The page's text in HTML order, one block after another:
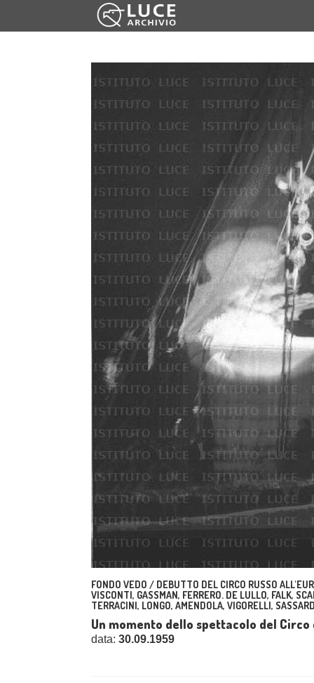
FONDO VEDO / DEBUTTO DEL CIRCO RUSSO
VISCONTI, GASSMAN, FERRERO. DE LULLO, FALK,
TERRACINI, LONGO, AMENDOLA, VIGORELLI,
Un momento dello spettacolo del Circo
data: 30.09.1959